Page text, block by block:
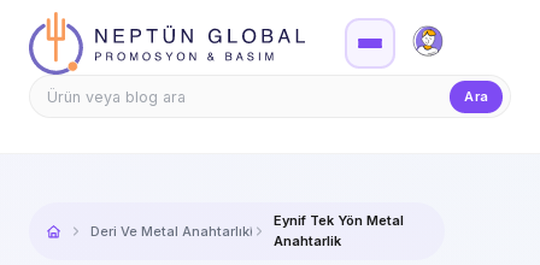
Firma Girişi
Ara
Deri Ve Metal Anahtarlıklar
Eynif Tek Yön Metal
Anahtarlik